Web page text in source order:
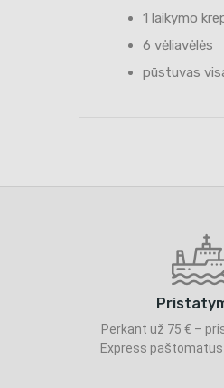
1 laikymo
6 vėliavėlės
pūstuvas
Perkant už 75 € –
Express paštomatus